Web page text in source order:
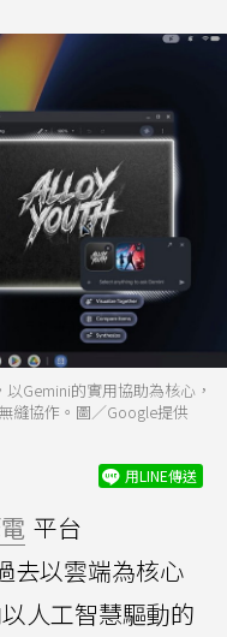
Gemini的實用協助為核心，
縫協作。圖／Google提供
用LINE傳送
平台
去以雲端為核心
人工智慧驅動的